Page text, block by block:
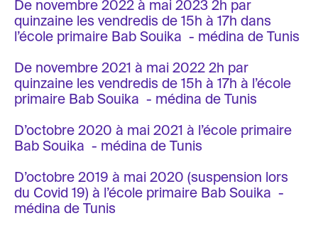
De novembre 2022 à mai 2023 2h par
quinzaine les vendredis de 15h à 17h dans
l’école primaire Bab Souika - médina de Tunis
De novembre 2021 à mai 2022 2h par
quinzaine les vendredis de 15h à 17h à l’école
primaire Bab Souika - médina de Tunis
D’octobre 2020 à mai 2021 à l’école primaire
Bab Souika - médina de Tunis
D’octobre 2019 à mai 2020 (suspension lors
du Covid 19) à l’école primaire Bab Souika -
médina de Tunis